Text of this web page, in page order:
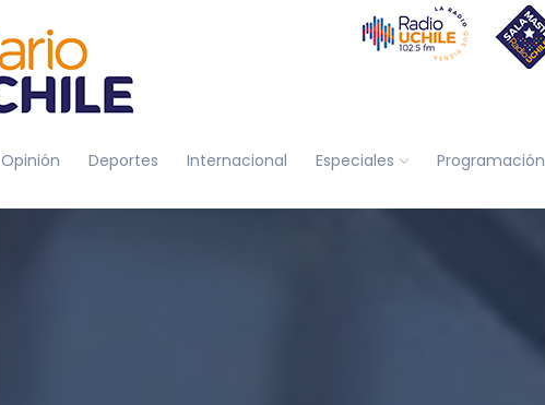
Opinión Deportes Internacional Especiales Programación